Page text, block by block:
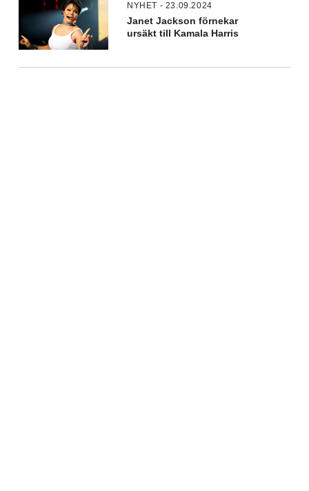
NYHET - 23.09.2024
Janet Jackson förnekar
ursäkt till Kamala Harris